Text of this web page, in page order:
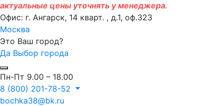
актуальные цены уточнять у менеджера.
Офис: г. Ангарск, 14 кварт. , д.1, оф.323
Москва
Это Ваш город?
Да Выбор города
Пн-Пт 9.00 – 18.00
8 (800) 201-78-52
bochka38@bk.ru